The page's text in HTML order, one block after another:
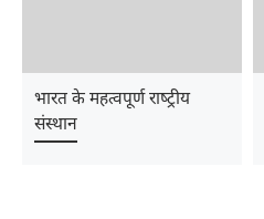
भारत के महत्‍वपूर्ण राष्‍ट्रीय
संस्‍थान